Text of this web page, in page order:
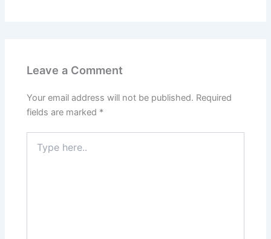
Leave a Comment
Your email address will not be published. Required
fields are marked *
here..